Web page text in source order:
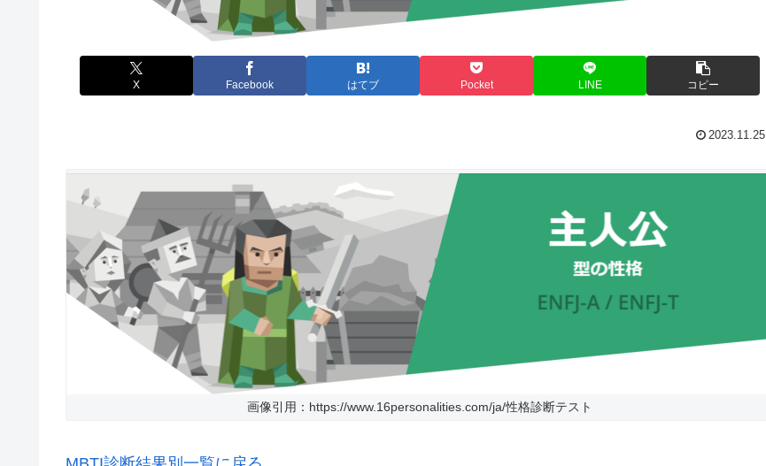
X Facebook はてブ Pocket LINE コピー
2023.11.25
画像引用：https://www.16personalities.com/ja/性格診断テスト